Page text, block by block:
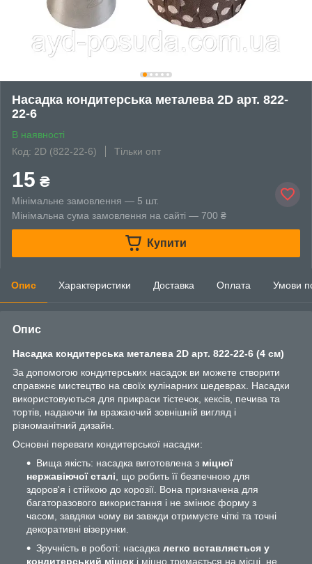
Насадка кондитерська металева 2D арт. 822-
22-6
В наявності
Код: 2D (822-22-6)
Тільки опт
15 ₴
Мінімальне замовлення — 5 шт.
Мінімальна сума замовлення на сайті — 700 ₴
Купити
Опис Характеристики Доставка Оплата Умови
Опис
Насадка кондитерська металева 2D арт. 822-22-6 (4 см)
За допомогою кондитерських насадок ви можете створити
справжнє мистецтво на своїх кулінарних шедеврах. Насадки
використовуються для прикраси тістечок, кексів, печива та
тортів, надаючи їм вражаючий зовнішній вигляд і
різноманітний дизайн.
Основні переваги кондитерської насадки:
Вища якість: насадка виготовлена з міцної
нержавіючої сталі , що робить її безпечною для
здоров'я і стійкою до корозії. Вона призначена для
багаторазового використання і не змінює форму з
часом, завдяки чому ви завжди отримуєте чіткі та точні
декоративні візерунки.
Зручність в роботі: насадка легко вставляється у
кондитерський мішок і міцно тримається на місці, не